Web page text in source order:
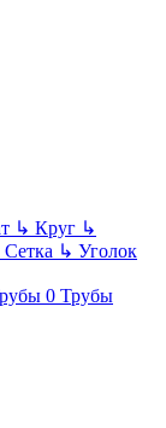
↳ Круг ↳
Сетка ↳ Уголок
Трубы